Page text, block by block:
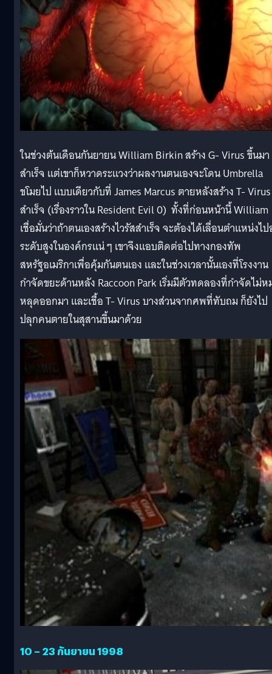
ในช่วงต้นเดือนกันยายน William Birkin สร้าง G- Virus ขึ้นมา
สำเร็จ แต่เขาก็หวาดระแวงว่าผลงานตนเองจะโดน Umbrella
ขโมยไป แบบเดียวกับที่ James Marcus ตายหลังสร้าง T- Virus
สำเร็จ (เรื่องราวใน Resident Evil 0) ทั้งที่ก่อนหน้านี้ William
เชื่อมั่นว่าถ้าตนเองสร้างไวรัสสำเร็จ จะต้องได้เลื่อนตำแหน่งไ
ระดับสูงในองค์กรแน่ ๆ เขาจึงแอบติดต่อไปทางกองทัพ
สหรัฐอเมริกาเพื่อคุ้มกันตนเอง และในช่วงเวลานั้นเองที่โรงงาน
กำจัดขยะด้านหลัง Raccoon Park เริ่มมีตัวทดลองที่กำจัดไม่
หลุดออกมา และเชื้อ T- Virus บางส่วนจากศพที่ทับถม ก็ยังไป
ปลุกคนตายในสุสานขึ้นมาด้วย
10 – 23 กันยายน 1998